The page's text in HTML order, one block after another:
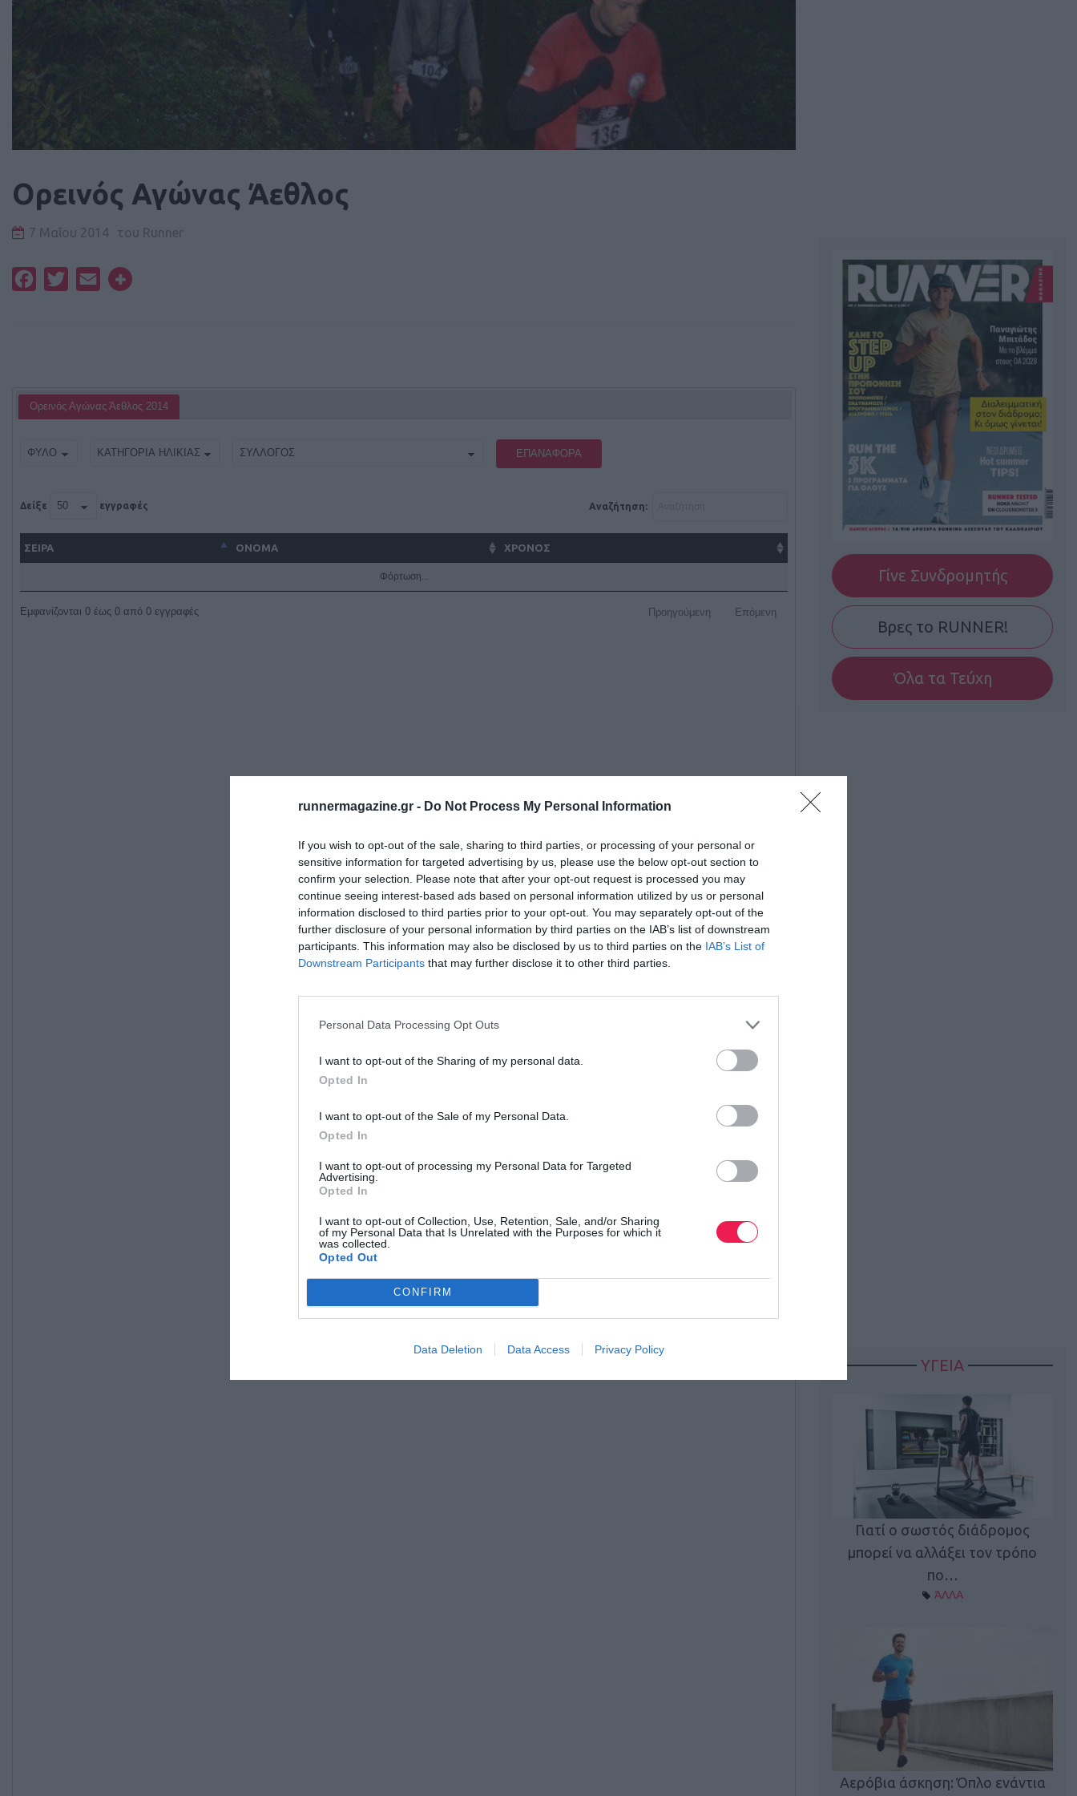
runnermagazine.gr - Do Not Process My Personal Information
If you wish to opt-out of the sale, sharing to third parties, or processing of your personal or
sensitive information for targeted advertising by us, please use the below opt-out section to
confirm your selection. Please note that after your opt-out request is processed you may
continue seeing interest-based ads based on personal information utilized by us or personal
information disclosed to third parties prior to your opt-out. You may separately opt-out of the
further disclosure of your personal information by third parties on the IAB’s list of downstream
participants. This information may also be disclosed by us to third parties on the IAB’s List of
Downstream Participants that may further disclose it to other third parties.
Personal Data Processing Opt Outs
I want to opt-out of the Sharing of my personal data.
Opted In
I want to opt-out of the Sale of my Personal Data.
Opted In
I want to opt-out of processing my Personal Data for Targeted
Advertising.
Opted In
I want to opt-out of Collection, Use, Retention, Sale, and/or Sharing
of my Personal Data that Is Unrelated with the Purposes for which it
was collected.
Opted Out
CONFIRM
Data Deletion Data Access Privacy Policy
Ορεινός Αγώνας Άεθλος
7 Μαΐου 2014 του Runner
FacebookTwitterEmail
Ορεινός Αγώνας Άεθλος 2014
ΕΠΑΝΑΦΟΡΆ
Δείξε εγγραφές Αναζήτηση:
ΣΕΙΡΑ ΌΝΟΜΑ ΧΡΟΝΟΣ
Φόρτωση...
Εμφανίζονται 0 έως 0 από 0 εγγραφές Προηγούμενη Επόμενη
Γίνε Συνδρομητής
Βρες το RUNNER!
Όλα τα Τεύχη
ΥΓΕΙΑ
Γιατί ο σωστός διάδρομος
μπορεί να αλλάξει τον τρόπο
πο…
ΆΛΛΑ
Αερόβια άσκηση: Όπλο ενάντια